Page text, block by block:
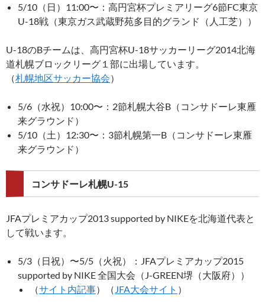
5/10（日）11:00〜：高円宮杯プレミアリーグ6節FC東京
U-18戦（東京ガス武蔵野苑多目的グランド（人工芝））
U-18のBチームは、高円宮杯U-18サッカーリーグ2014北海
道札幌ブロックリーグ１部に出場しています。
（札幌地区サッカー協会）
5/6（水祝）10:00〜：2節札幌大谷B（コンサドーレ東雁
来グラウンド）
5/10（土）12:30〜：3節札幌第一B（コンサドーレ東雁
来グラウンド）
コンサドーレ札幌U-15
JFAプレミアカップ2013 supported by NIKEを北海道代表と
して戦います。
5/3（日祝）〜5/5（火祝）：JFAプレミアカップ2015
supported by NIKE 全国大会（J-GREEN堺（大阪府））
（サイト内記事）（ JFA大会サイト ）